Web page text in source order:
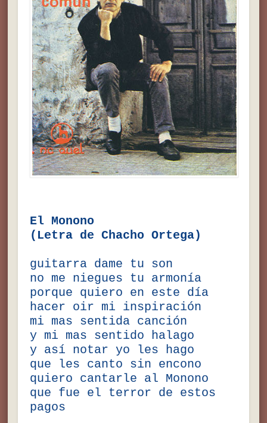
El Monono
(Letra de Chacho Ortega)
guitarra dame tu son
no me niegues tu armonía
porque quiero en este día
hacer oir mi inspiración
mi mas sentida canción
y mi mas sentido halago
y así notar yo les hago
que les canto sin encono
quiero cantarle al Monono
que fue el terror de estos
pagos